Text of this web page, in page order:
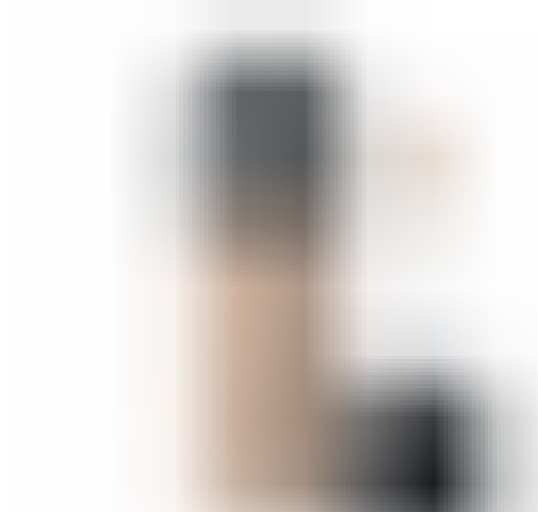
КАРМИНИ И СЈАЕВИ ЗА УСНИ
МОЛИВИ ЗА УСНИ